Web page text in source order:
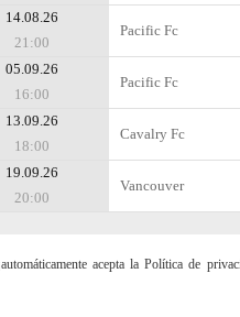
14.08.26
21:00
Pacific Fc
05.09.26
16:00
Pacific Fc
13.09.26
18:00
Cavalry Fc
19.09.26
20:00
Vancouver
acepta la Política de